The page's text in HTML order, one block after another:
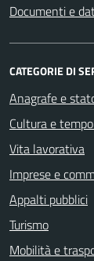
Documenti e
CATEGORIE DI
Anagrafe e
Cultura e
Vita lavorativa
Imprese e
Appalti pubblici
Turismo
Mobilità e